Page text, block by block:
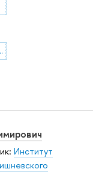
Социальная политика
Институт